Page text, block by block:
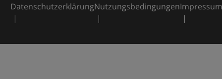
DatenschutzerklärungNutzungsbedingungenImpressum